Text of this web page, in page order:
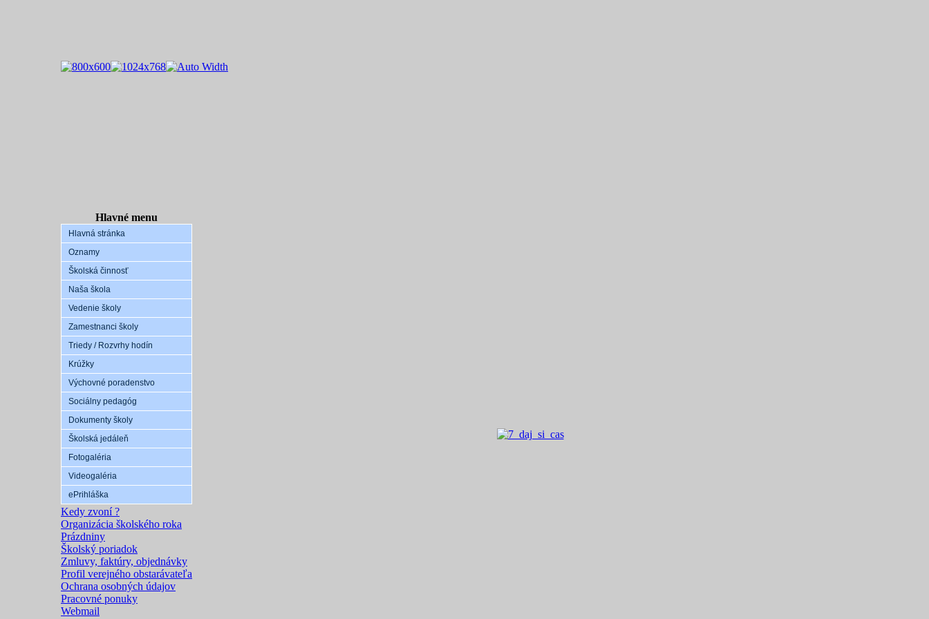
Hlavné menu
Hlavná stránka
Oznamy
Školská činnosť
Naša škola
Vedenie školy
Zamestnanci školy
Triedy / Rozvrhy hodín
Krúžky
Výchovné poradenstvo
Sociálny pedagóg
Dokumenty školy
Školská jedáleň
Fotogaléria
Videogaléria
ePrihláška
Kedy zvoní ?
Organizácia školského roka
Prázdniny
Školský poriadok
Zmluvy, faktúry, objednávky
Profil verejného obstarávateľa
Ochrana osobných údajov
Pracovné ponuky
Webmail